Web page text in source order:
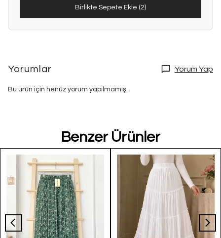
Birlikte Sepete Ekle (2)
Yorumlar Yorum Yap
Bu ürün için henüz yorum yapılmamış.
Benzer Ürünler